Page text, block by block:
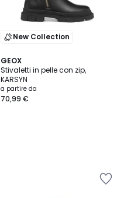
New Collection
GEOX
Stivaletti in pelle con zip,
KARSYN
a partire da
70,99 €